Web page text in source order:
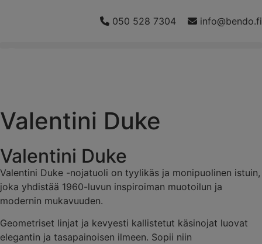
050 528 7304 info@bendo.fi
Valentini Duke
Valentini Duke
Valentini Duke -nojatuoli on tyylikäs ja monipuolinen istuin,
joka yhdistää 1960-luvun inspiroiman muotoilun ja
modernin mukavuuden.
Geometriset linjat ja kevyesti kallistetut käsinojat luovat
elegantin ja tasapainoisen ilmeen. Sopii niin